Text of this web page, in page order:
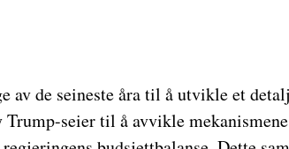
av de seineste åra til å utvikle et
seier til å avvikle